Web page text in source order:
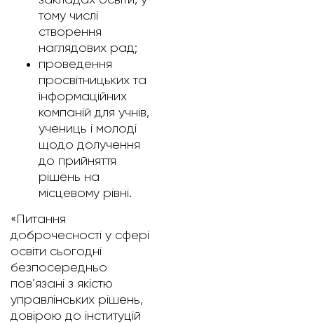
тому числі
створення
наглядових рад;
проведення
просвітницьких та
інформаційних
компаній для учнів,
учениць і молоді
щодо долучення
до прийняття
рішень на
місцевому рівні.
«Питання
доброчесності у сфері
освіти сьогодні
безпосередньо
пов’язані з якістю
управлінських рішень,
довірою до інституцій